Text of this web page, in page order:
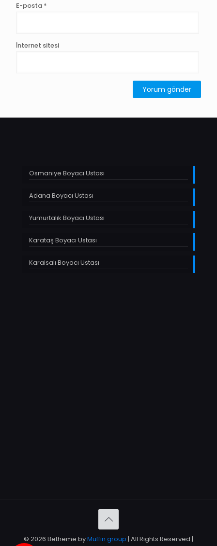
E-posta *
İnternet sitesi
Osmaniye Boyacı Ustası
Adana Boyacı Ustası
Yumurtalık Boyacı Ustası
Karataş Boyacı Ustası
Karaisalı Boyacı Ustası
© 2026 Betheme byMuffin group | All Rights Reserved |